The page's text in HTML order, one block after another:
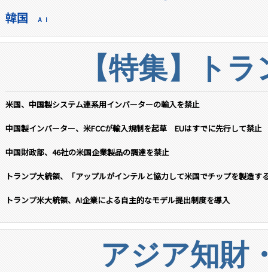
韓国 ＡＩ
【特集】ト
米国、中国製システム連系用インバーターの輸入を禁止
中国製インバーター、米FCCが輸入規制を起草 EUはすでに先行して禁止
中国財政部、46社の米国企業製品の調達を禁止
トランプ大統領、「アップルがインテルと協力して米国でチップを製造す
トランプ米大統領、AI企業による自主的なモデル提出制度を導入
アジア知財